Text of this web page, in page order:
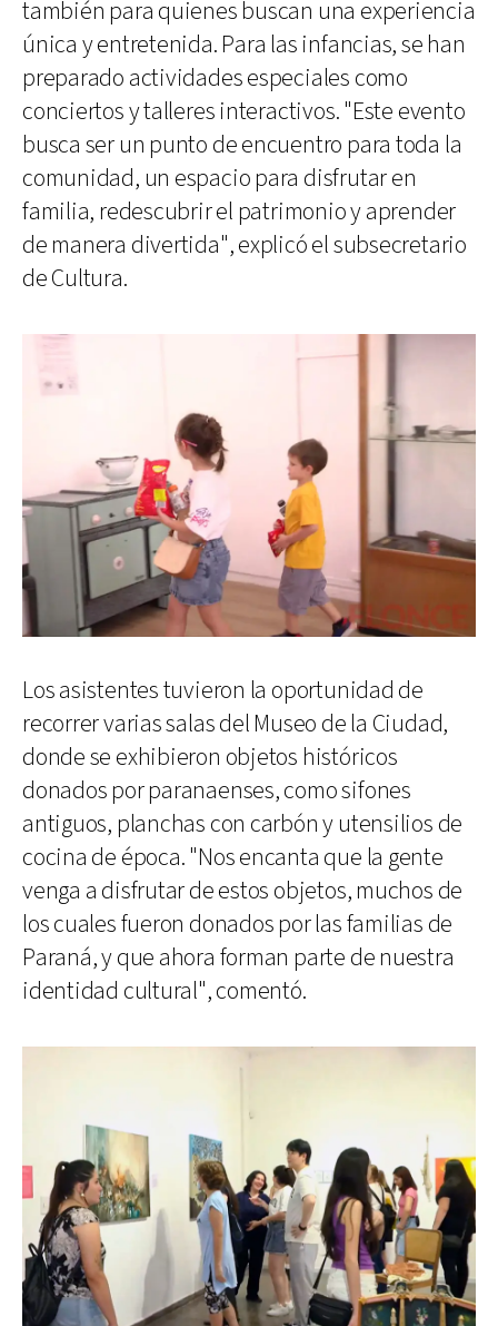
también para quienes buscan una experiencia
única y entretenida. Para las infancias, se han
preparado actividades especiales como
conciertos y talleres interactivos. "Este evento
busca ser un punto de encuentro para toda la
comunidad, un espacio para disfrutar en
familia, redescubrir el patrimonio y aprender
de manera divertida", explicó el subsecretario
de Cultura.
Los asistentes tuvieron la oportunidad de
recorrer varias salas del Museo de la Ciudad,
donde se exhibieron objetos históricos
donados por paranaenses, como sifones
antiguos, planchas con carbón y utensilios de
cocina de época. "Nos encanta que la gente
venga a disfrutar de estos objetos, muchos de
los cuales fueron donados por las familias de
Paraná, y que ahora forman parte de nuestra
identidad cultural", comentó.